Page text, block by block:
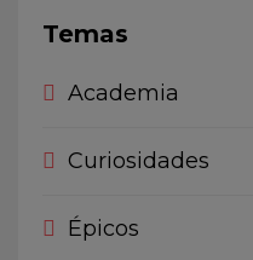
Temas
Academia
Curiosidades
Épicos